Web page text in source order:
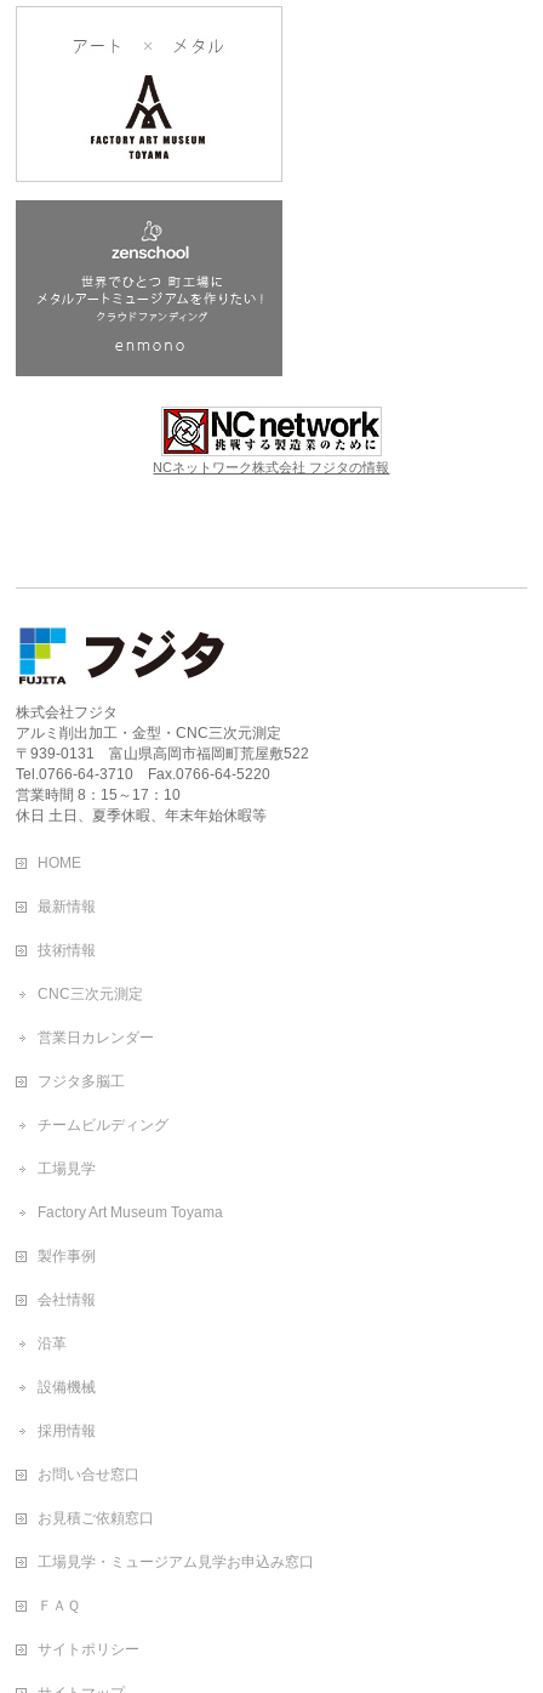
NCネットワーク株式会社 フジタの情報
株式会社フジタ
アルミ削出加工・金型・CNC三次元測定
〒939-0131 富山県高岡市福岡町荒屋敷522
Tel.0766-64-3710 Fax.0766-64-5220
営業時間 8：15～17：10
休日 土日、夏季休暇、年末年始休暇等
HOME
最新情報
技術情報
CNC三次元測定
営業日カレンダー
フジタ多脳工
チームビルディング
工場見学
Factory Art Museum Toyama
製作事例
会社情報
沿革
設備機械
採用情報
お問い合せ窓口
お見積ご依頼窓口
工場見学・ミュージアム見学お申込み窓口
ＦＡＱ
サイトポリシー